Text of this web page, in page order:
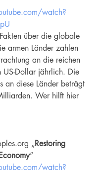
watch?
über die globale
armen Länder zahlen
an die reichen
US-Dollar jährlich. Die
an diese Länder beträgt
Wer hilft hier
„Restoring
“
watch?